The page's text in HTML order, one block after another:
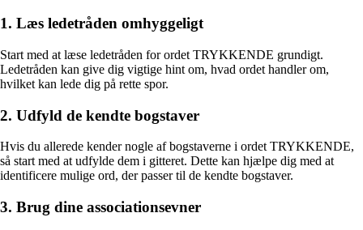
1. Læs ledetråden omhyggeligt
Start med at læse ledetråden for ordet TRYKKENDE grundigt.
Ledetråden kan give dig vigtige hint om, hvad ordet handler om,
hvilket kan lede dig på rette spor.
2. Udfyld de kendte bogstaver
Hvis du allerede kender nogle af bogstaverne i ordet TRYKKENDE,
så start med at udfylde dem i gitteret. Dette kan hjælpe dig med at
identificere mulige ord, der passer til de kendte bogstaver.
3. Brug dine associationsevner